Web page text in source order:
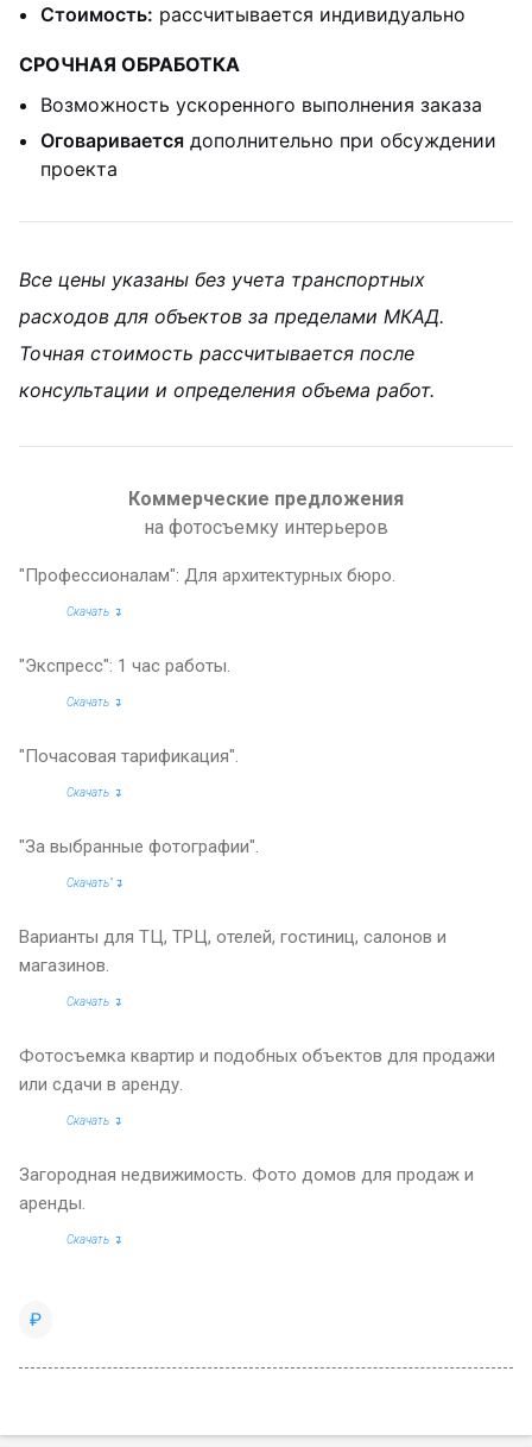
Стоимость: рассчитывается индивидуально
СРОЧНАЯ ОБРАБОТКА
Возможность ускоренного выполнения заказа
Оговаривается дополнительно при обсуждении
проекта
Все цены указаны без учета транспортных
расходов для объектов за пределами МКАД.
Точная стоимость рассчитывается после
консультации и определения объема работ.
Коммерческие предложения
на фотосъемку интерьеров
"Профессионалам": Для архитектурных бюро.
Скачать ↴
"Экспресс": 1 час работы.
Скачать ↴
"Почасовая тарификация".
Скачать ↴
"За выбранные фотографии".
Скачать"↴
Варианты для ТЦ, ТРЦ, отелей, гостиниц, салонов и
магазинов.
Скачать ↴
Фотосъемка квартир и подобных объектов для продажи
или сдачи в аренду.
Скачать ↴
Загородная недвижимость. Фото домов для продаж и
аренды.
Скачать ↴
₽